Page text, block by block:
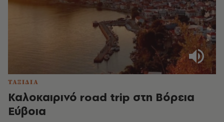
ΤΑΞΙΔΙΑ
Καλοκαιρινό road trip στη Βόρεια
Εύβοια